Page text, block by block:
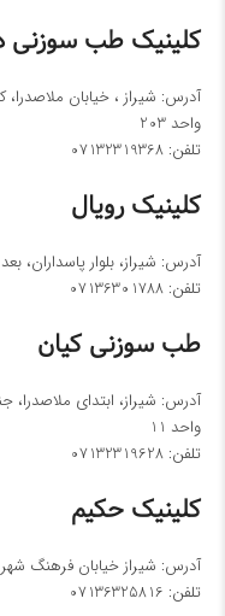
کلینیک طب سوزنی
واحد 203
تلفن: 07132319368
کلینیک رویال
آدرس: شیراز، بلوار پاسداران،
تلفن: 07136301788
طب سوزنی کیان
واحد 11
تلفن: 07132319628
کلینیک حکیم
آدرس: شیراز خیابان فرهنگ شهر کوچه 19 درمانگاه
تلفن: 07136325816